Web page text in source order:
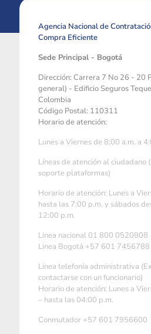
Agencia Nacional de
Compra Eficiente
Sede Principal - Bogotá
Dirección: Carrera 7 No 26 - 20
general) - Edificio Seguros
Colombia
Código Postal: 110311
Horario de atención:
Lunes a Viernes de 8:00 a.m. a
Líneas de atención al ciudadano
soporte plataformas)
Horario de atención: Lunes a
hasta las 7:00 p.m. y sábados
12:00 p.m.
Linea nacional 01 800 0520808
Linea Bogotá +57 601 7456788
Linea telefonía administrativa
contactarse con un funcionario)
Horario de atención: Lunes a
– hasta las 04:00 p.m.
Conmutador +57 601 7956600